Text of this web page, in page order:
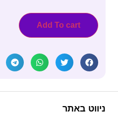
Add To cart
ניווט באתר